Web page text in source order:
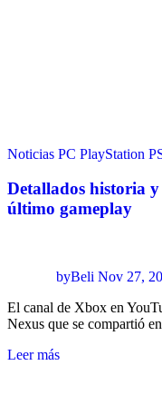
Noticias PC PlayStation
Detallados historia y
último gameplay
byBeli Nov 27,
El canal de Xbox en
Nexus que se compartió
Leer más